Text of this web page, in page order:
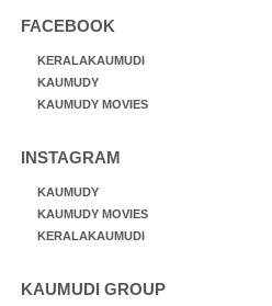
FACEBOOK
KERALAKAUMUDI
KAUMUDY
KAUMUDY MOVIES
INSTAGRAM
KAUMUDY
KAUMUDY MOVIES
KERALAKAUMUDI
KAUMUDI GROUP